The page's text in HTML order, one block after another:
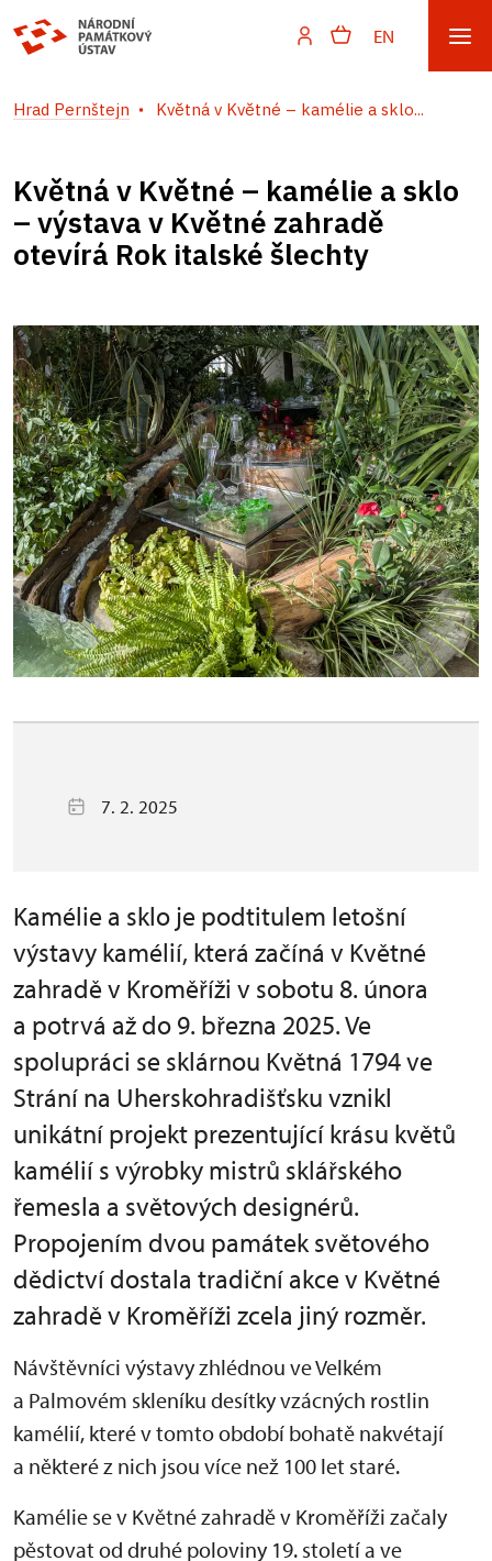
EN
Hrad Pernštejn Květná v Květné – kamélie a sklo...
Květná v Květné – kamélie a sklo
– výstava v Květné zahradě
otevírá Rok italské šlechty
7. 2. 2025
Kamélie a sklo je podtitulem letošní
výstavy kamélií, která začíná v Květné
zahradě v Kroměříži v sobotu 8. února
a potrvá až do 9. března 2025. Ve
spolupráci se sklárnou Květná 1794 ve
Strání na Uherskohradišťsku vznikl
unikátní projekt prezentující krásu květů
kamélií s výrobky mistrů sklářského
řemesla a světových designérů.
Propojením dvou památek světového
dědictví dostala tradiční akce v Květné
zahradě v Kroměříži zcela jiný rozměr.
Návštěvníci výstavy zhlédnou ve Velkém
a Palmovém skleníku desítky vzácných rostlin
kamélií, které v tomto období bohatě nakvétají
a některé z nich jsou více než 100 let staré.
Kamélie se v Květné zahradě v Kroměříži začaly
pěstovat od druhé poloviny 19. století a ve